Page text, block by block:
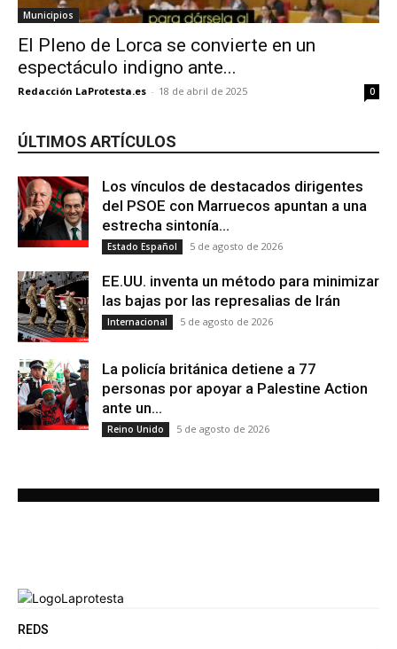
Municipios
El Pleno de Lorca se convierte en un
espectáculo indigno ante...
Redacción LaProtesta.es - 18 de abril de 2025 0
ÚLTIMOS ARTÍCULOS
Los vínculos de destacados dirigentes
del PSOE con Marruecos apuntan a una
estrecha sintonía...
Estado Español 5 de agosto de 2026
EE.UU. inventa un método para minimizar
las bajas por las represalias de Irán
Internacional 5 de agosto de 2026
La policía británica detiene a 77
personas por apoyar a Palestine Action
ante un...
Reino Unido 5 de agosto de 2026
REDS